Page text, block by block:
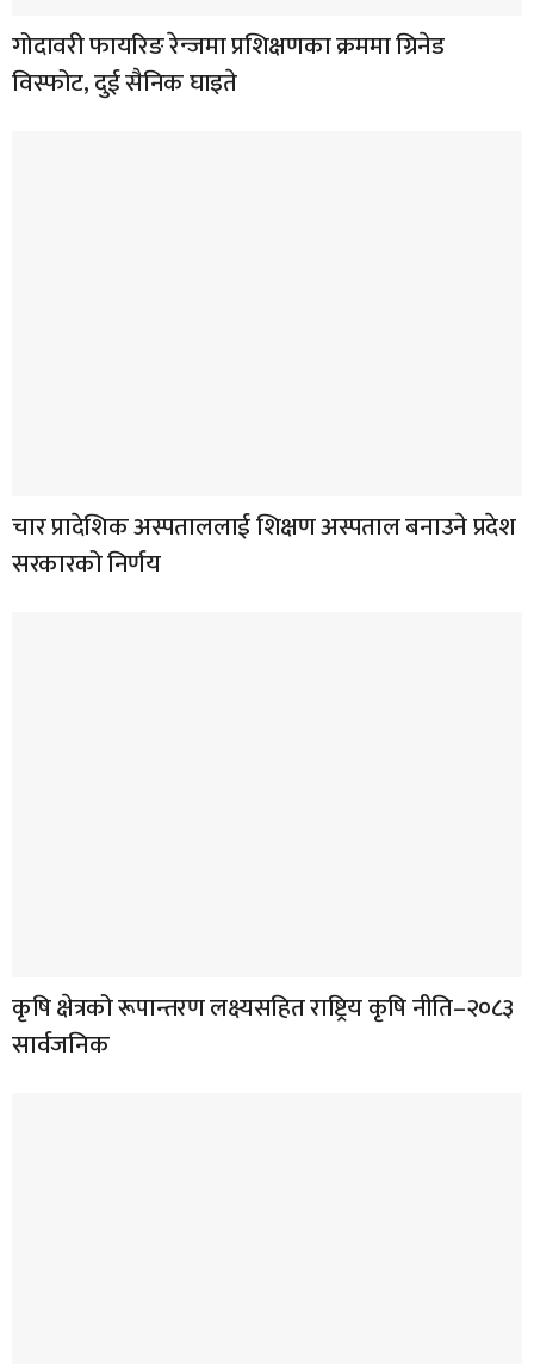
गोदावरी फायरिङ रेन्जमा प्रशिक्षणका क्रममा ग्रिनेड
विस्फोट, दुई सैनिक घाइते
चार प्रादेशिक अस्पताललाई शिक्षण अस्पताल बनाउने प्रदेश
सरकारको निर्णय
कृषि क्षेत्रको रूपान्तरण लक्ष्यसहित राष्ट्रिय कृषि नीति–२०८३
सार्वजनिक